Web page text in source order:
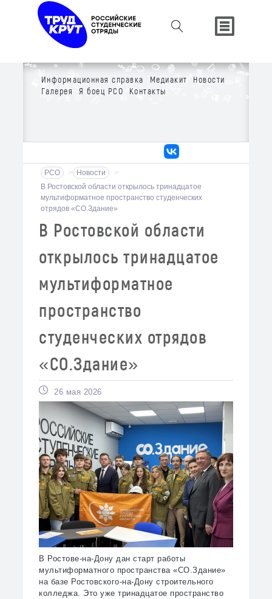
Информационная справка Медиакит
Новости
Галерея
Я боец РСО Контакты
РСО > Новости
>
В Ростовской области открылось тринадцатое
мультиформатное пространство студенческих
отрядов «СО.Здание»
В Ростовской области
открылось тринадцатое
мультиформатное
пространство
студенческих отрядов
«СО.Здание»
26 мая 2026
В Ростове-на-Дону дан старт работы
мультиформатного пространства «СО.Здание»
на базе Ростовского-на-Дону строительного
колледжа. Это уже тринадцатое пространство